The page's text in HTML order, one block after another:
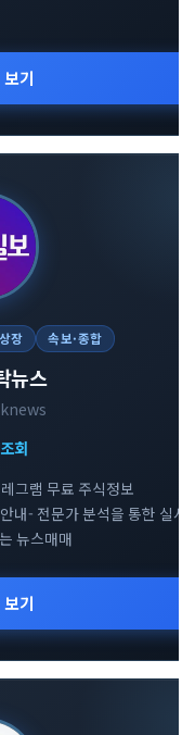
기
장 속보·종합
뉴스
조회
그램 무료 주식정보
내- 전문가 분석을 통한 실시
뉴스매매
기